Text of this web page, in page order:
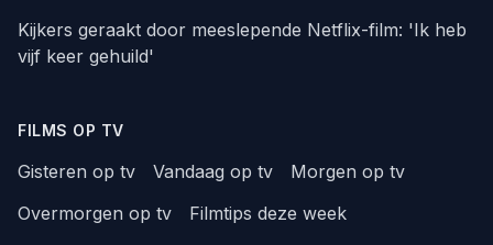
Kijkers geraakt door meeslepende Netflix-film: 'Ik heb
vijf keer gehuild'
FILMS OP TV
Gisteren op tv Vandaag op tv
Morgen op tv
Overmorgen op tv
Filmtips deze week